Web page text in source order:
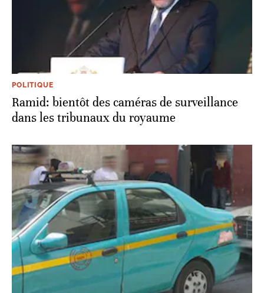
POLITIQUE
Ramid: bientôt des caméras de surveillance
dans les tribunaux du royaume